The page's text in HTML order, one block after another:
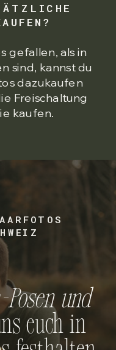
gefallen, als in
sind, kannst du
dazukaufen
Freischaltung
kaufen.
und
euch in